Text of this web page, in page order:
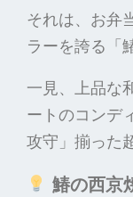
それは、お弁
ラーを誇る「
一見、上品な
ートのコンデ
攻守」揃った
鰆の西京